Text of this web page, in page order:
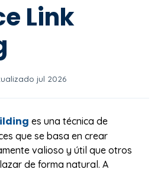
Link
jul 2026
es una técnica de
que se basa en crear
valioso y útil que otros
de forma natural. A